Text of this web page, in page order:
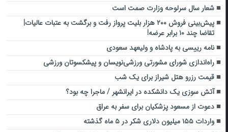
شعار سال سرلوحه وزارت صمت است
پیش‌بینی فروش ۲۰۰ هزار بلیت پرواز رفت و برگشت به عتبات عالیات|
تقاضا چند ۱۰ برابر عرضه!
نامه رییسی به پادشاه و ولیعهد سعودی
راه‌اندازی شورای مشورتی ورزشی‌نویسان و پیشکسوتان ورزشی
قیمت رزرو هتل شیراز برای یک شب
آتش سوزی یک دانشکده در ایرانشهر / ماجرا چه بود؟
دعوت از مسعود پزشکیان برای سفر به عراق
واردات ۱۵۵ میلیون دلاری شکر در ۵ ماه گذشته